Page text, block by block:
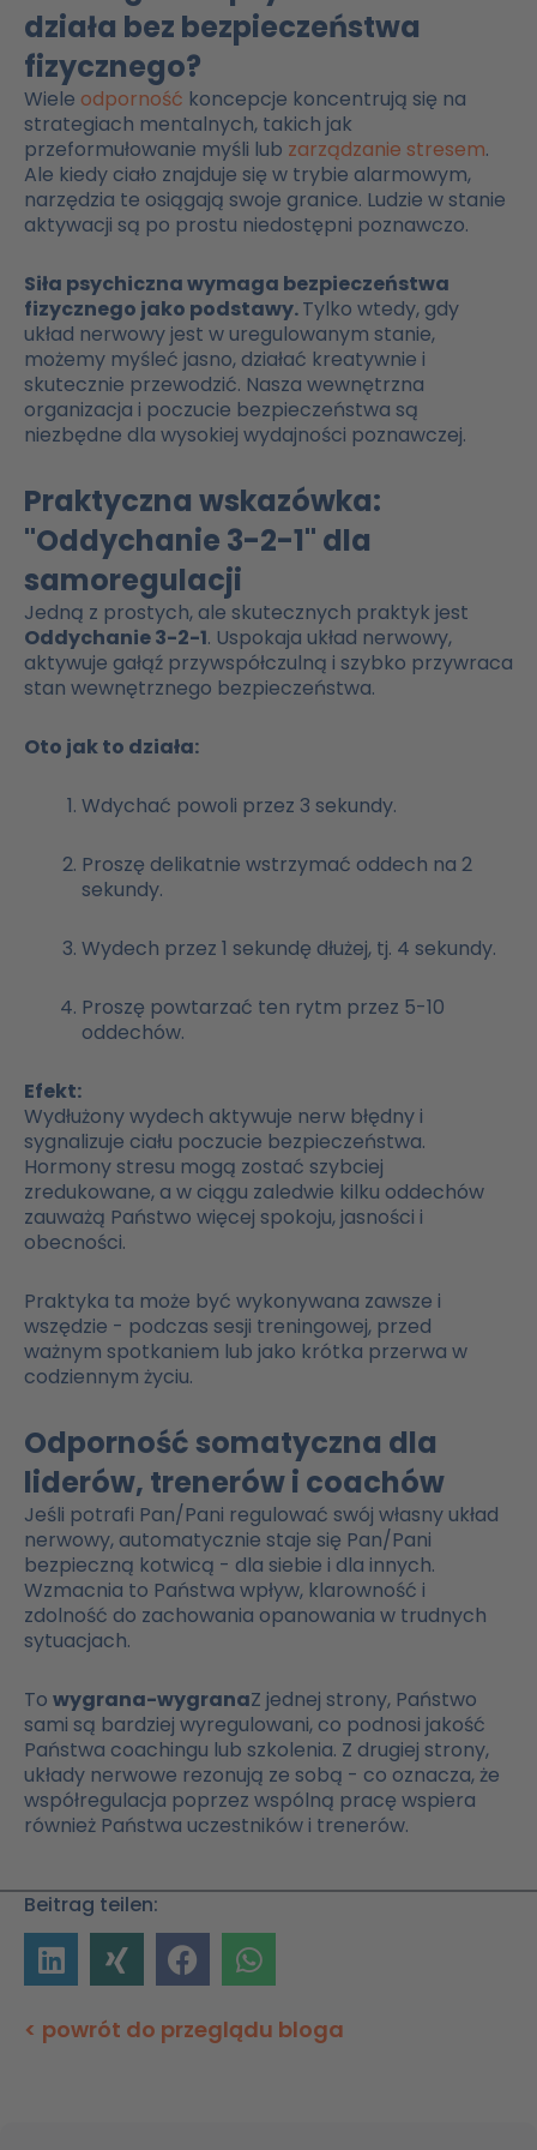
działa bez bezpieczeństwa
fizycznego?
Wiele odporność koncepcje koncentrują się na
strategiach mentalnych, takich jak
przeformułowanie myśli lub zarządzanie stresem.
Ale kiedy ciało znajduje się w trybie alarmowym,
narzędzia te osiągają swoje granice. Ludzie w stanie
aktywacji są po prostu niedostępni poznawczo.
Siła psychiczna wymaga bezpieczeństwa
fizycznego jako podstawy.Tylko wtedy, gdy
układ nerwowy jest w uregulowanym stanie,
możemy myśleć jasno, działać kreatywnie i
skutecznie przewodzić. Nasza wewnętrzna
organizacja i poczucie bezpieczeństwa są
niezbędne dla wysokiej wydajności poznawczej.
Praktyczna wskazówka:
"Oddychanie 3-2-1" dla
samoregulacji
Jedną z prostych, ale skutecznych praktyk jest
Oddychanie 3-2-1. Uspokaja układ nerwowy,
aktywuje gałąź przywspółczulną i szybko przywraca
stan wewnętrznego bezpieczeństwa.
Oto jak to działa:
Wdychać powoli przez 3 sekundy.
Proszę delikatnie wstrzymać oddech na 2
sekundy.
Wydech przez 1 sekundę dłużej, tj. 4 sekundy.
Proszę powtarzać ten rytm przez 5-10
oddechów.
Efekt:
Wydłużony wydech aktywuje nerw błędny i
sygnalizuje ciału poczucie bezpieczeństwa.
Hormony stresu mogą zostać szybciej
zredukowane, a w ciągu zaledwie kilku oddechów
zauważą Państwo więcej spokoju, jasności i
obecności.
Praktyka ta może być wykonywana zawsze i
wszędzie - podczas sesji treningowej, przed
ważnym spotkaniem lub jako krótka przerwa w
codziennym życiu.
Odporność somatyczna dla
liderów, trenerów i coachów
Jeśli potrafi Pan/Pani regulować swój własny układ
nerwowy, automatycznie staje się Pan/Pani
bezpieczną kotwicą - dla siebie i dla innych.
Wzmacnia to Państwa wpływ, klarowność i
zdolność do zachowania opanowania w trudnych
sytuacjach.
To wygrana-wygranaZ jednej strony, Państwo
sami są bardziej wyregulowani, co podnosi jakość
Państwa coachingu lub szkolenia. Z drugiej strony,
układy nerwowe rezonują ze sobą - co oznacza, że
współregulacja poprzez wspólną pracę wspiera
również Państwa uczestników i trenerów.
< powrót do przeglądu bloga
Beitrag teilen: